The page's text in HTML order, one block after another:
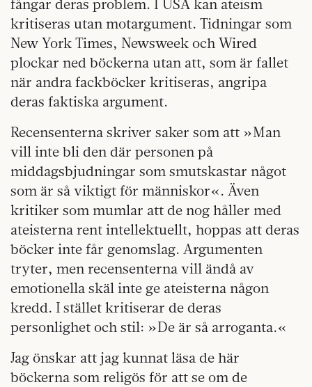
fångar deras problem. I USA kan ateism
kritiseras utan motargument. Tidningar som
New York Times, Newsweek och Wired
plockar ned böckerna utan att, som är fallet
när andra fackböcker kritiseras, angripa
deras faktiska argument.
Recensenterna skriver saker som att »Man
vill inte bli den där personen på
middagsbjudningar som smutskastar något
som är så viktigt för människor«. Även
kritiker som mumlar att de nog håller med
ateisterna rent intellektuellt, hoppas att deras
böcker inte får genomslag. Argumenten
tryter, men recensenterna vill ändå av
emotionella skäl inte ge ateisterna någon
kredd. I stället kritiserar de deras
personlighet och stil: »De är så arroganta.«
Jag önskar att jag kunnat läsa de här
böckerna som religös för att se om de